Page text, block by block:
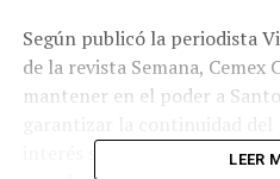
Según publicó la periodista
de la revista Semana, Cemex
mantener en el poder a
interés social. Esto ya queLEER